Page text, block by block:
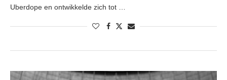
Uberdope en ontwikkelde zich tot …